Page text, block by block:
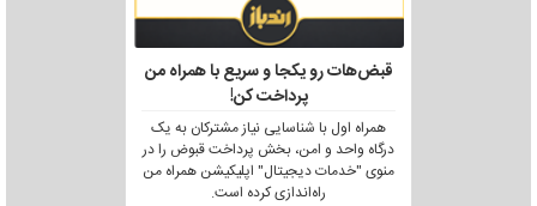
قبض‌هات رو یکجا و سریع با همراه من
پرداخت کن!
همراه اول با شناسایی نیاز مشترکان به یک
درگاه واحد و امن، بخش پرداخت قبوض را در
منوی "خدمات دیجیتال" اپلیکیشن همراه من
راه‌اندازی کرده است.